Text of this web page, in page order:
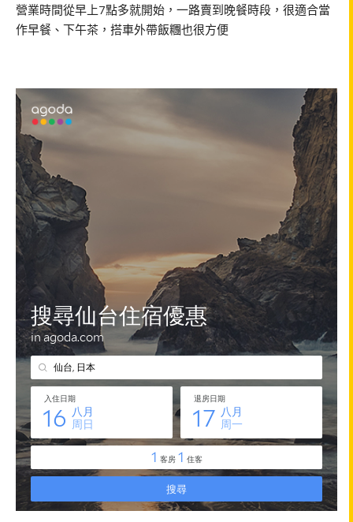
營業時間從早上7點多就開始，一路賣到晚餐時段，很適合當
作早餐、下午茶，搭車外帶飯糰也很方便